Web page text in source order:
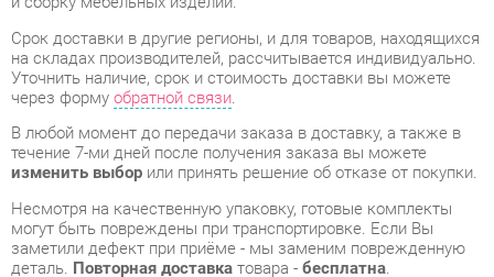
В любой момент до передачи заказа в доставку, а также в
течение 7-ми дней после получения заказа вы можете
изменить выборили принять решение об отказе от покупки.
Несмотря на качественную упаковку, готовые комплекты
могут быть повреждены при транспортировке. Если Вы
заметили дефект при приёме - мы заменим поврежденную
деталь.Повторная доставкатовара -бесплатна.
На всю мебель категории Готовые комплекты
года с момента приобретения.
Комплект мебели для персонала POINTEX Swift 01 Темный
дуб- это качественное изделие производстваPointex